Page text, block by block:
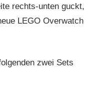
rechts-unten guckt,
LEGO Overwatch
zwei Sets